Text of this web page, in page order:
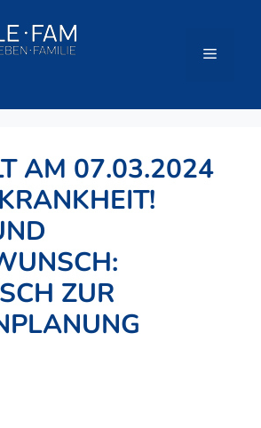
Menü
AM 07.03.2024
ZUR